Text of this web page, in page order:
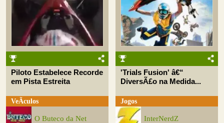
Piloto Estabelece Recorde
em Pista Estreita
VeÃ­culos
O Buteco da Net
'Trials Fusion' â€“
DiversÃ£o na Medida...
Jogos
InterNerdZ